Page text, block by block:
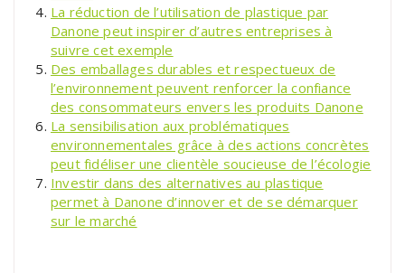
La réduction de l’utilisation de plastique par
Danone peut inspirer d’autres entreprises à
suivre cet exemple
Des emballages durables et respectueux de
l’environnement peuvent renforcer la confiance
des consommateurs envers les produits Danone
La sensibilisation aux problématiques
environnementales grâce à des actions concrètes
peut fidéliser une clientèle soucieuse de l’écologie
Investir dans des alternatives au plastique
permet à Danone d’innover et de se démarquer
sur le marché